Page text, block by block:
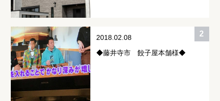
2018.02.08
◆藤井寺市 餃子屋本舗様◆